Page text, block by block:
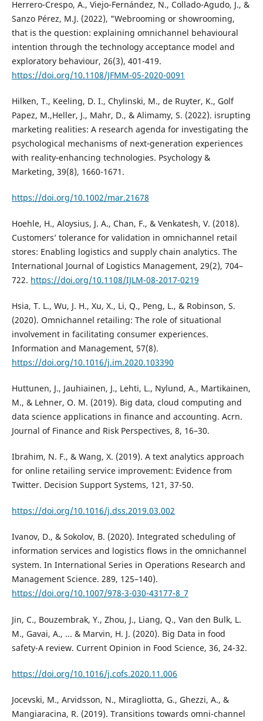
Herrero-Crespo, A., Viejo-Fernández, N., Collado-Agudo, J., &
Sanzo Pérez, M.J. (2022), "Webrooming or showrooming,
that is the question: explaining omnichannel behavioural
intention through the technology acceptance model and
exploratory behaviour, 26(3), 401-419.
https://doi.org/10.1108/JFMM-05-2020-0091
Hilken, T., Keeling, D. I., Chylinski, M., de Ruyter, K., Golf
Papez, M.,Heller, J., Mahr, D., & Alimamy, S. (2022). isrupting
marketing realities: A research agenda for investigating the
psychological mechanisms of next‐generation experiences
with reality‐enhancing technologies. Psychology &
Marketing, 39(8), 1660-1671.
https://doi.org/10.1002/mar.21678
Hoehle, H., Aloysius, J. A., Chan, F., & Venkatesh, V. (2018).
Customers’ tolerance for validation in omnichannel retail
stores: Enabling logistics and supply chain analytics. The
International Journal of Logistics Management, 29(2), 704–
722. https://doi.org/10.1108/IJLM-08-2017-0219
Hsia, T. L., Wu, J. H., Xu, X., Li, Q., Peng, L., & Robinson, S.
(2020). Omnichannel retailing: The role of situational
involvement in facilitating consumer experiences.
Information and Management, 57(8).
https://doi.org/10.1016/j.im.2020.103390
Huttunen, J., Jauhiainen, J., Lehti, L., Nylund, A., Martikainen,
M., & Lehner, O. M. (2019). Big data, cloud computing and
data science applications in finance and accounting. Acrn.
Journal of Finance and Risk Perspectives, 8, 16–30.
Ibrahim, N. F., & Wang, X. (2019). A text analytics approach
for online retailing service improvement: Evidence from
Twitter. Decision Support Systems, 121, 37-50.
https://doi.org/10.1016/j.dss.2019.03.002
Ivanov, D., & Sokolov, B. (2020). Integrated scheduling of
information services and logistics flows in the omnichannel
system. In International Series in Operations Research and
Management Science. 289, 125–140).
https://doi.org/10.1007/978-3-030-43177-8_7
Jin, C., Bouzembrak, Y., Zhou, J., Liang, Q., Van den Bulk, L.
M., Gavai, A., ... & Marvin, H. J. (2020). Big Data in food
safety-A review. Current Opinion in Food Science, 36, 24-32.
https://doi.org/10.1016/j.cofs.2020.11.006
Jocevski, M., Arvidsson, N., Miragliotta, G., Ghezzi, A., &
Mangiaracina, R. (2019). Transitions towards omni-channel